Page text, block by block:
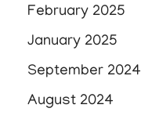
February 2025
January 2025
September 2024
August 2024